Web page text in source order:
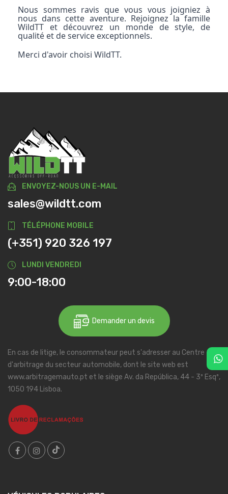
Nous sommes ravis que vous vous joigniez à
nous dans cette aventure. Rejoignez la famille
WildTT et découvrez un monde de style, de
qualité et de service exceptionnels.
Merci d'avoir choisi WildTT.
ENVOYEZ-NOUS UN E-MAIL
sales@wildtt.com
TÉLÉPHONE MOBILE
(+351) 920 326 197
LUNDI VENDREDI
9:00-18:00
Demander un devis
En cas de litige, le consommateur peut s'adresser au Centre
d'arbitrage du secteur automobile, dont le site web est
www.arbitragemauto.pt et le siège Av. da República, 44 - 3º Esqº,
1050 194 Lisboa.